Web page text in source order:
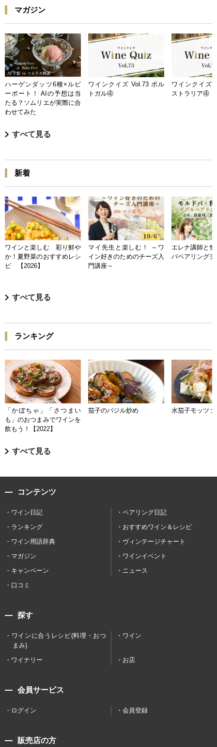
マガジン
ハーゲンダッツ6種×ルビ
ーポート！ AIの予想は当
たる？ソムリエが実際に合
わせてみた
ワインクイズ Vol.73 ポル
トガル④
ワインクイズ
ストラリア④
すべて見る
新着
ワインと楽しむ 彩り鮮や
か！夏野菜のおすすめレシ
ピ 【2026】
マイ先生と楽しむ！ ～ワ
イン好きのためのチーズ入
門講座～
エレナ講師と
バペアリングデ
すべて見る
ランキング
「かぼちゃ」「さつまい
も」のおつまみでワインを
飲もう！【2022】
茄子のバジル炒め 水茄子モッツァ
すべて見る
コンテンツ
ワイン日記
ペアリング日記
ランキング
おすすめワイン＆レシピ
ワイン用語辞典
ヴィンテージチャート
マガジン
ワインイベント
キャンペーン
ニュース
口コミ
探す
ワインに合うレシピ(料理・おつ
まみ)
ワイン
ワイナリー お店
会員サービス
ログイン 会員登録
販売店の方